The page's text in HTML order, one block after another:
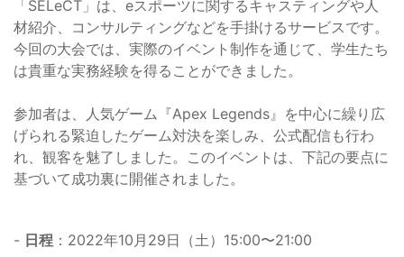
「SELeCT」は、eスポーツに関するキャスティングや人
材紹介、コンサルティングなどを手掛けるサービスです。
今回の大会では、実際のイベント制作を通じて、学生たち
は貴重な実務経験を得ることができました。
参加者は、人気ゲーム『Apex Legends』を中心に繰り広
げられる緊迫したゲーム対決を楽しみ、公式配信も行わ
れ、観客を魅了しました。このイベントは、下記の要点に
基づいて成功裏に開催されました。
- 日程 ：2022年10月29日（土）15:00〜21:00